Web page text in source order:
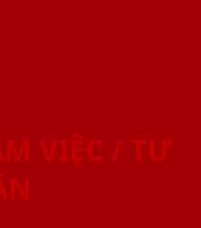
VIỆC / TƯ